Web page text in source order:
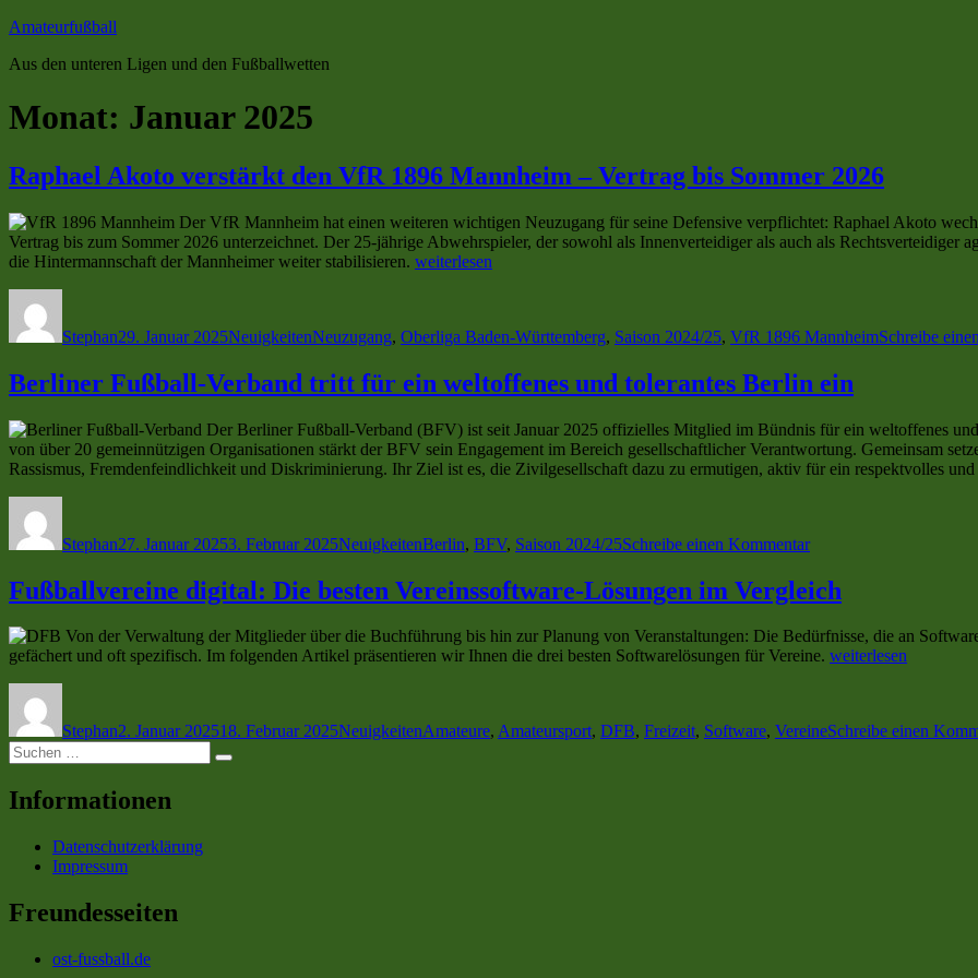
Zum
springen
Amateurfußball
Aus den unteren Ligen und den Fußballwetten
Monat: Januar 2025
Raphael Akoto verstärkt den VfR 1896 Mannheim – Vertrag bis Sommer 2026
Der VfR Mannheim hat einen weiteren wichtigen Neuzugang für seine Defensive verpflichtet: Raphael Akoto
Vertrag bis zum Sommer 2026 unterzeichnet. Der 25-jährige Abwehrspieler, der sowohl als Innenverteidiger als auch als Rechtsverteidiger
die Hintermannschaft der Mannheimer weiter stabilisieren. „Raphael
VfR
Mannheim
–
bis
Sommer
2026“
weiterlesen
Stephan29. Januar 2025NeuigkeitenNeuzugang, Oberliga Baden-Württemberg, Saison 2024/25, VfR 1896 MannheimSchreibe
Berliner Fußball-Verband tritt für ein weltoffenes und tolerantes Berlin ein
Der Berliner Fußball-Verband (BFV) ist seit Januar 2025 offizielles Mitglied im Bündnis für ein weltoffenes
von über 20 gemeinnützigen Organisationen stärkt der BFV sein Engagement im Bereich gesellschaftlicher Verantwortung. Gemeinsam
Rassismus, Fremdenfeindlichkeit und Diskriminierung. Ihr Ziel ist es, die Zivilgesellschaft dazu zu ermutigen, aktiv für ein respektvolles
Stephan27. Januar 20253. Februar 2025NeuigkeitenBerlin, BFV, Saison 2024/25Schreibe einen KommentarFußball-
tritt
für
weltoffenes
und
ein
Fußballvereine digital: Die besten Vereinssoftware-Lösungen im Vergleich
Von der Verwaltung der Mitglieder über die Buchführung bis hin zur Planung von Veranstaltungen: Die Bedürfnisse, die an
gefächert und oft spezifisch. Im folgenden Artikel präsentieren wir Ihnen die drei besten Softwarelösungen für Vereine. „Fußballvereine
Vereinssoftware-
weiterlesen
Stephan2. Januar 202518. Februar 2025NeuigkeitenAmateure, Amateursport, DFB, Freizeit, Software, VereineSchreibe einen
Suchen
nach:
Suchen
Informationen
Datenschutzerklärung
Impressum
Freundesseiten
ost-fussball.de